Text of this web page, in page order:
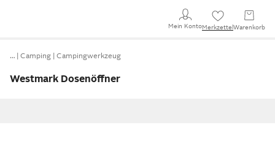
Mein KontoMerkzettel Warenkorb
… Camping Campingwerkzeug
Westmark Dosenöffner